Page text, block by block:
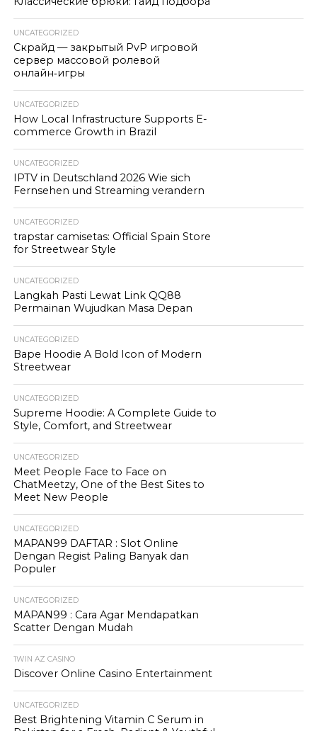
UNCATEGORIZED
Скрайд — закрытый PvP игровой
сервер массовой ролевой
онлайн‑игры
UNCATEGORIZED
How Local Infrastructure Supports E-
commerce Growth in Brazil
UNCATEGORIZED
IPTV in Deutschland 2026 Wie sich
Fernsehen und Streaming verandern
UNCATEGORIZED
trapstar camisetas: Official Spain Store
for Streetwear Style
UNCATEGORIZED
Langkah Pasti Lewat Link QQ88
Permainan Wujudkan Masa Depan
UNCATEGORIZED
Bape Hoodie A Bold Icon of Modern
Streetwear
UNCATEGORIZED
Supreme Hoodie: A Complete Guide to
Style, Comfort, and Streetwear
UNCATEGORIZED
Meet People Face to Face on
ChatMeetzy, One of the Best Sites to
Meet New People
UNCATEGORIZED
MAPAN99 DAFTAR : Slot Online
Dengan Regist Paling Banyak dan
Populer
UNCATEGORIZED
MAPAN99 : Cara Agar Mendapatkan
Scatter Dengan Mudah
1WIN AZ CASINO
Discover Online Casino Entertainment
UNCATEGORIZED
Best Brightening Vitamin C Serum in